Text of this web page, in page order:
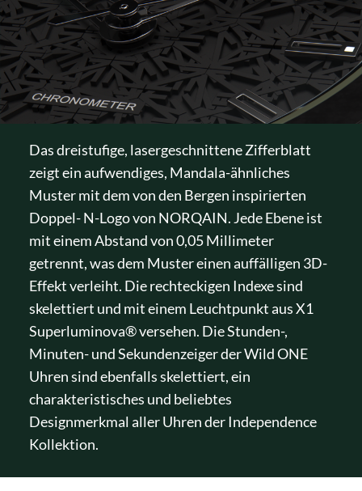
Das dreistufige, lasergeschnittene Zifferblatt
zeigt ein aufwendiges, Mandala-ähnliches
Muster mit dem von den Bergen inspirierten
Doppel- N-Logo von NORQAIN. Jede Ebene ist
mit einem Abstand von 0,05 Millimeter
getrennt, was dem Muster einen auffälligen 3D-
Effekt verleiht. Die rechteckigen Indexe sind
skelettiert und mit einem Leuchtpunkt aus X1
Superluminova® versehen. Die Stunden-,
Minuten- und Sekundenzeiger der Wild ONE
Uhren sind ebenfalls skelettiert, ein
charakteristisches und beliebtes
Designmerkmal aller Uhren der Independence
Kollektion.